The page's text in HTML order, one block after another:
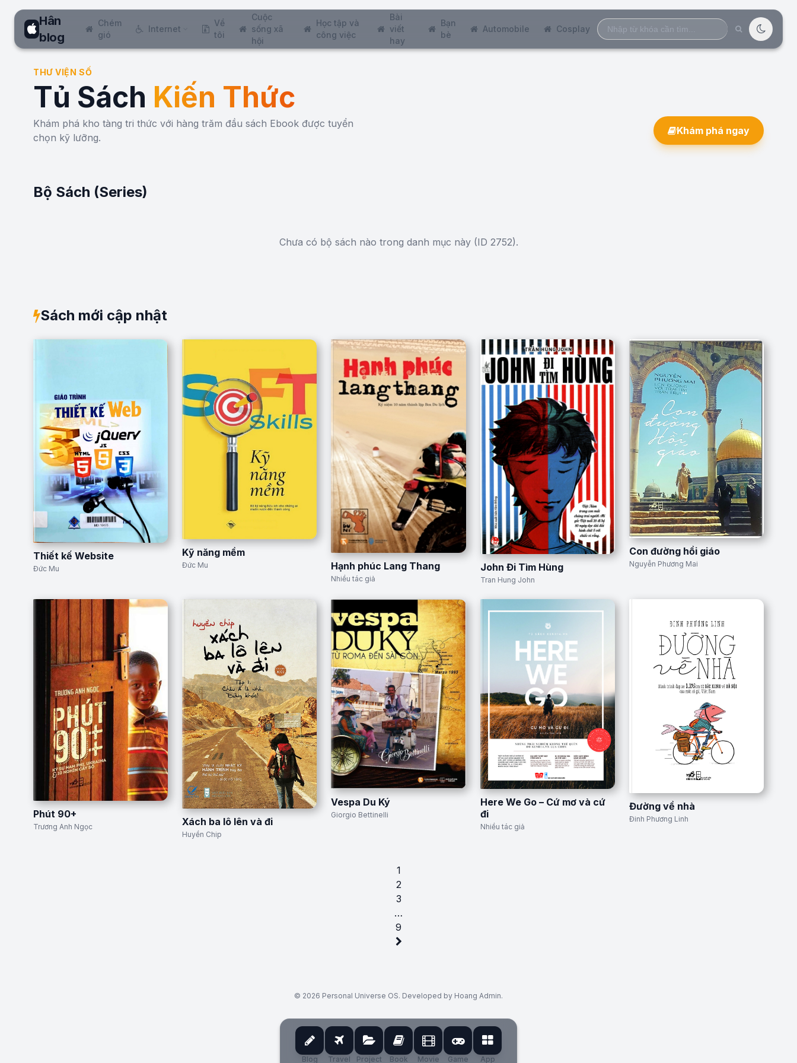
Hân
blog
Chém
gió
Internet
Về
tôi
Cuộc
sống xã
hội
Học tập và
công việc
Bài
viết
hay
Bạn
bè
Automobile Cosplay
Search
for:
THƯ VIỆN SỐ
Tủ Sách Kiến Thức
Khám phá kho tàng tri thức với hàng trăm đầu sách Ebook được tuyển
chọn kỹ lưỡng.
Khám phá ngay
Bộ Sách (Series)
Chưa có bộ sách nào trong danh mục này (ID 2752).
Sách mới cập nhật
Thiết kế Website
Đức Mu
Kỹ năng mềm
Đức Mu Hạnh phúc Lang Thang
Nhiều tác giả
John Đi Tìm Hùng
Tran Hung John
Con đường hồi giáo
Nguyễn Phương Mai
Phút 90+
Trương Anh Ngọc Xách ba lô lên và đi
Huyền Chip
Vespa Du Ký
Giorgio Bettinelli
Here We Go – Cứ mơ và cứ
đi
Nhiều tác giả
Đường về nhà
Đinh Phương Linh
1
2
3
…
9
© 2026 Personal Universe OS. Developed by Hoang Admin.
Blog Travel Project Book Movie Game App